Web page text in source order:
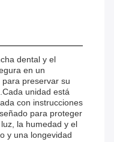
dental y el
en un
preservar su
unidad está
con instrucciones
para proteger
la humedad y el
y una longevidad